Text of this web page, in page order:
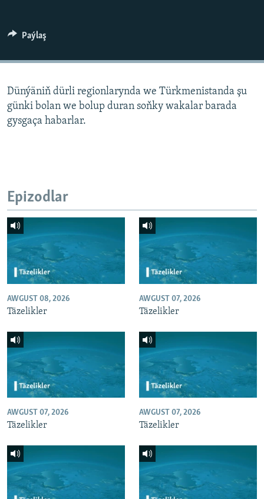
Paýlaş
Dünýäniň dürli regionlarynda we Türkmenistanda şu
günki bolan we bolup duran soňky wakalar barada
gysgaça habarlar.
Epizodlar
AWGUST 08, 2026
Täzelikler
AWGUST 07, 2026
Täzelikler
AWGUST 07, 2026
Täzelikler
AWGUST 07, 2026
Täzelikler